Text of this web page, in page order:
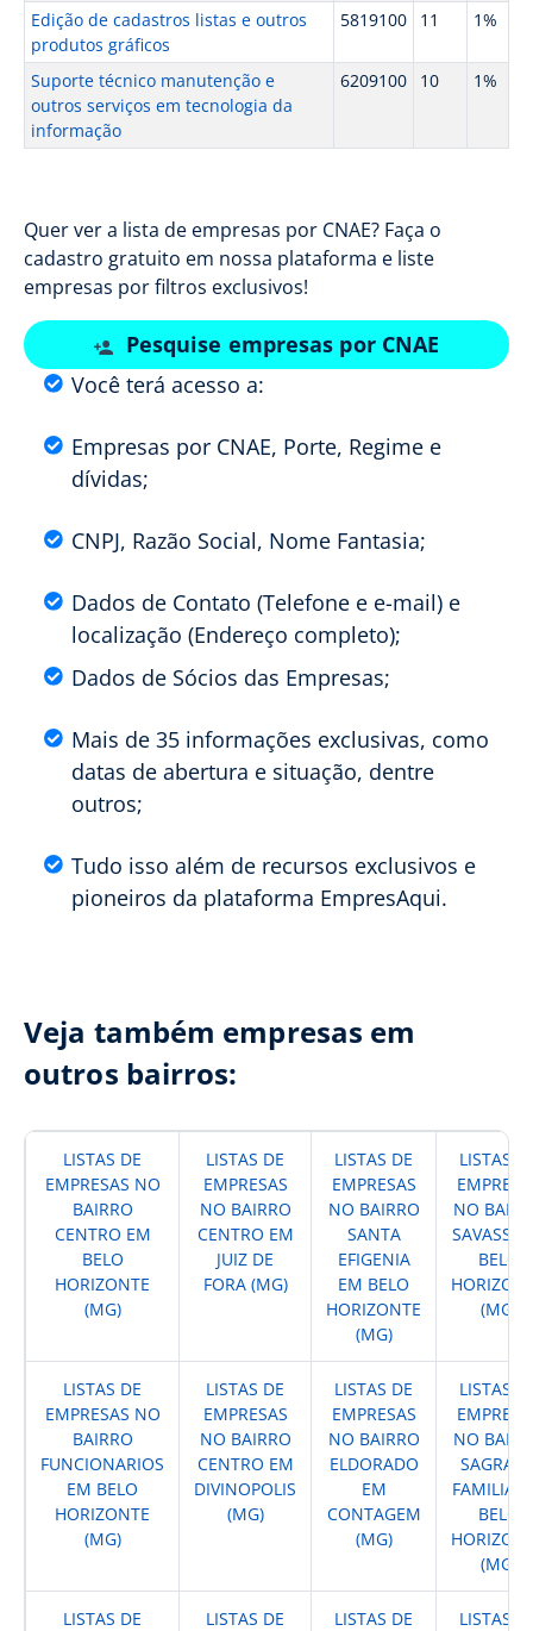
Edição de cadastros listas e outros
produtos gráficos
5819100 11 1%
Suporte técnico manutenção e
outros serviços em tecnologia da
informação
6209100 10 1%
Quer ver a lista de empresas por CNAE? Faça o
cadastro gratuito em nossa plataforma e liste
empresas por filtros exclusivos!
Pesquise empresas por CNAE
Você terá acesso a:
Empresas por CNAE, Porte, Regime e
dívidas;
CNPJ, Razão Social, Nome Fantasia;
Dados de Contato (Telefone e e-mail) e
localização (Endereço completo);
Dados de Sócios das Empresas;
Mais de 35 informações exclusivas, como
datas de abertura e situação, dentre
outros;
Tudo isso além de recursos exclusivos e
pioneiros da plataforma EmpresAqui.
Veja também empresas em
outros bairros:
LISTAS DE
EMPRESAS NO
BAIRRO
CENTRO EM
BELO
HORIZONTE
(MG)
LISTAS DE
EMPRESAS
NO BAIRRO
CENTRO EM
JUIZ DE
FORA (MG)
LISTAS DE
EMPRESAS
NO BAIRRO
SANTA
EFIGENIA
EM BELO
HORIZONTE
(MG)
LISTAS
NO
SAVASSI
BELO
(MG)
LISTAS DE
EMPRESAS NO
BAIRRO
FUNCIONARIOS
EM BELO
HORIZONTE
(MG)
LISTAS DE
EMPRESAS
NO BAIRRO
CENTRO EM
DIVINOPOLIS
(MG)
LISTAS DE
EMPRESAS
NO BAIRRO
ELDORADO
EM
CONTAGEM
(MG)
LISTAS
NO
FAMILIA
BELO
(MG)
LISTAS DE
LISTAS DE
LISTAS DE
LISTAS